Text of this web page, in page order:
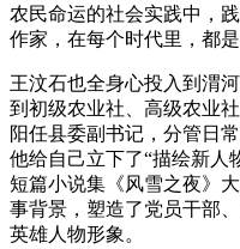
农民命运的社会实践中，
作家，在每个时代里，都
王汶石也全身心投入到渭
到初级农业社、高级农业
阳任县委副书记，分管日
他给自己立下了“描绘新人
短篇小说集《风雪之夜》
事背景，塑造了党员干部
英雄人物形象。